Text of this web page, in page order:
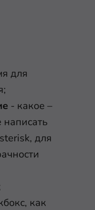
для
- какое –
для
как